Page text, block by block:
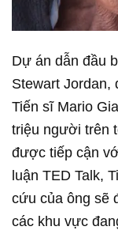
Dự án dẫn đầu
Stewart Jordan,
Tiến sĩ Mario
triệu người trên
được tiếp cận
luận TED Talk,
cứu của ông sẽ
các khu vực